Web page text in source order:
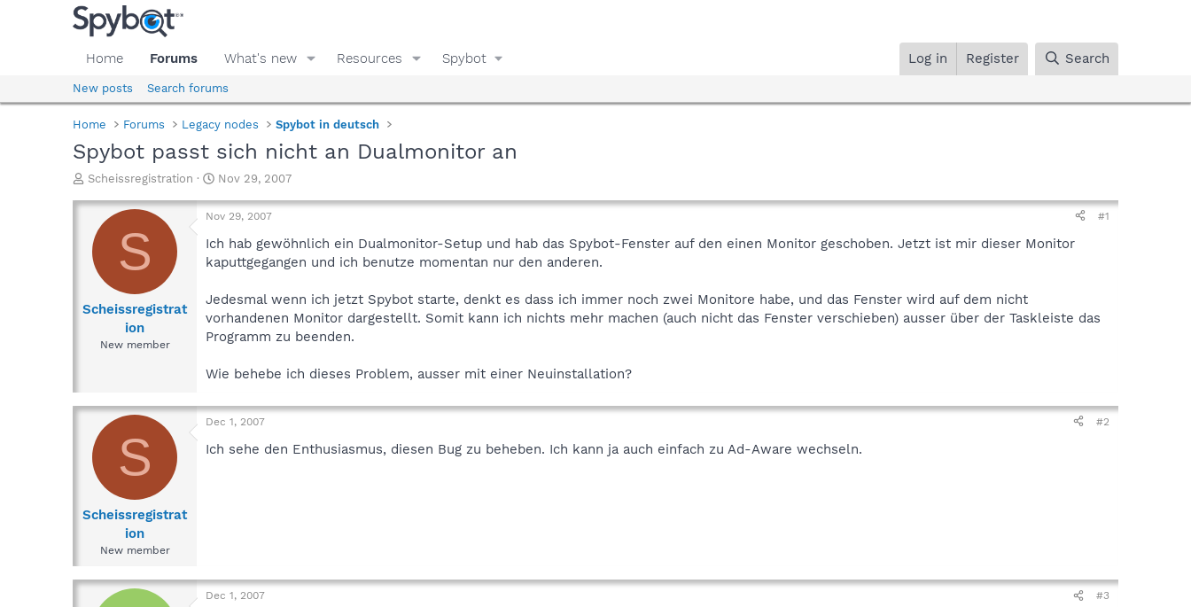
Home Forums What's new Resources Spybot Log in Register Search
New posts Search forums
Home Forums Legacy nodes Spybot in deutsch
Spybot passt sich nicht an Dualmonitor an
T
r
a
d
a
Scheissregistration
S
a
t
d
a
e
Nov 29, 2007
S
Scheissregistrat
ion
New member
Nov 29, 2007 #1
Ich hab gewöhnlich ein Dualmonitor-Setup und hab das Spybot-Fenster auf den einen Monitor geschoben. Jetzt ist mir dieser Monitor
kaputtgegangen und ich benutze momentan nur den anderen.
Jedesmal wenn ich jetzt Spybot starte, denkt es dass ich immer noch zwei Monitore habe, und das Fenster wird auf dem nicht
vorhandenen Monitor dargestellt. Somit kann ich nichts mehr machen (auch nicht das Fenster verschieben) ausser über der Taskleiste das
Programm zu beenden.
Wie behebe ich dieses Problem, ausser mit einer Neuinstallation?
S
Scheissregistrat
ion
New member
Dec 1, 2007 #2
Ich sehe den Enthusiasmus, diesen Bug zu beheben. Ich kann ja auch einfach zu Ad-Aware wechseln.
Dec 1, 2007 #3